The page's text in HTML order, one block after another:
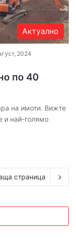
Актуално
2024
по 40
на имоти. Вижте
и най-голямо
страница